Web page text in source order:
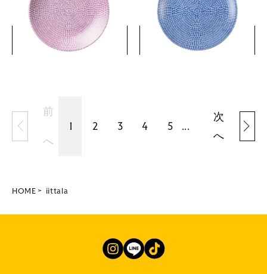
￥3,850 (税込)
詳細を見る
￥3,850 (税込)
詳細を見る
前
へ
1 2 3 4 5 ...
次
へ
HOME iittala